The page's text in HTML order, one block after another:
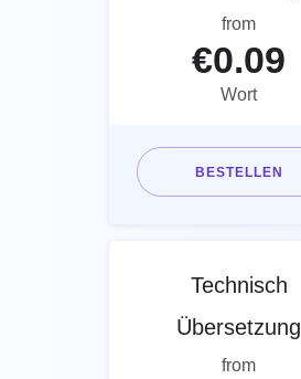
from
€0.09
Wort
BESTELLEN
Technisch
Übersetzung
from